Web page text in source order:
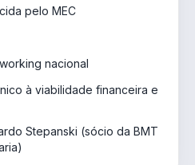
pelo MEC
nacional
à viabilidade financeira e
Stepanski (sócio da BMT